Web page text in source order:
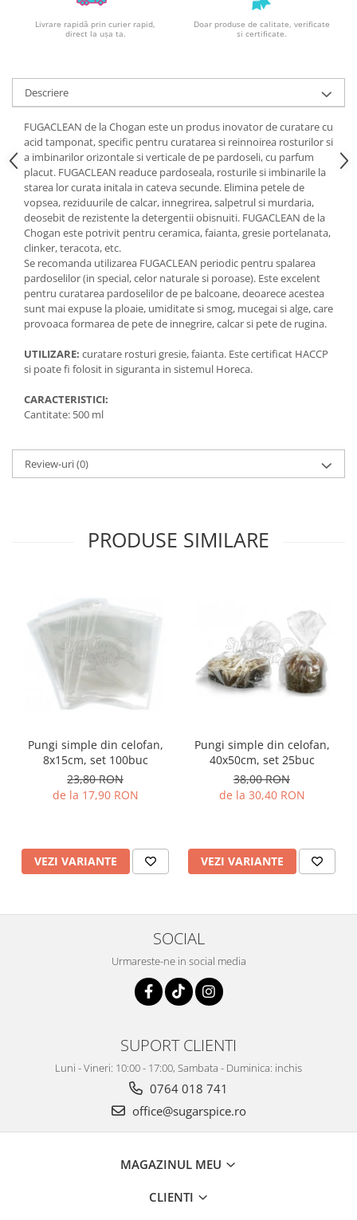
Articole party
Toppere prajituri
DETERGENTI & CURATENIE
Livrare rapidă prin curier rapid,
direct la ușa ta.
Doar produse de calitate, verificate
si certificate.
Descriere
FUGACLEAN de la Chogan este un produs inovator de curatare cu
acid tamponat, specific pentru curatarea si reinnoirea rosturilor si
a imbinarilor orizontale si verticale de pe pardoseli, cu parfum
placut. FUGACLEAN readuce pardoseala, rosturile si imbinarile la
starea lor curata initala in cateva secunde. Elimina petele de
vopsea, reziduurile de calcar, innegrirea, salpetrul si murdaria,
deosebit de rezistente la detergentii obisnuiti. FUGACLEAN de la
Chogan este potrivit pentru ceramica, faianta, gresie portelanata,
clinker, teracota, etc.
Se recomanda utilizarea FUGACLEAN periodic pentru spalarea
pardoselilor (in special, celor naturale si poroase). Este excelent
pentru curatarea pardoselilor de pe balcoane, deoarece acestea
sunt mai expuse la ploaie, umiditate si smog, mucegai si alge, care
provoaca formarea de pete de innegrire, calcar si pete de rugina.
UTILIZARE: curatare rosturi gresie, faianta. Este certificat HACCP
si poate fi folosit in siguranta in sistemul Horeca.
CARACTERISTICI:
Cantitate: 500 ml
Review-uri(0)
PRODUSE SIMILARE
Pungi simple din celofan,
8x15cm, set 100buc
23,80 RON
de la 17,90 RON
VEZI VARIANTE
Pungi simple din celofan,
40x50cm, set 25buc
38,00 RON
de la 30,40 RON
VEZI VARIANTE
SOCIAL
Urmareste-ne in social media
SUPORT CLIENTI
Luni - Vineri: 10:00 - 17:00, Sambata - Duminica: inchis
0764 018 741
office@sugarspice.ro
MAGAZINUL MEU
CLIENTI